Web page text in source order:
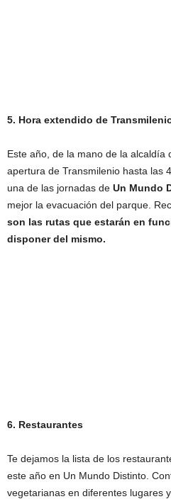
5. Hora extendido de
Este año, de la mano de la alcaldía
apertura de Transmilenio hasta las
una de las jornadas de Un Mundo
mejor la evacuación del parque.
son las rutas que estarán en
disponer del mismo.
6. Restaurantes
Te dejamos la lista de los
este año en Un Mundo Distinto.
vegetarianas en diferentes lugares